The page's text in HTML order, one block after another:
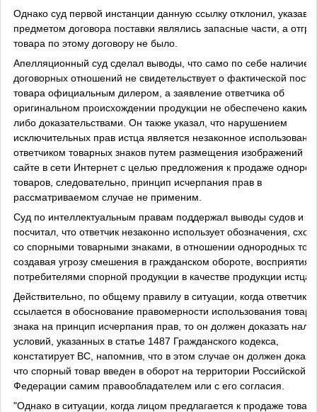
Однако суд первой инстанции данную ссылку отклонил, указав,
предметом договора поставки являлись запасные части, а
товара по этому договору не было.
Апелляционный суд сделал выводы, что само по себе наличие
договорных отношений не свидетельствует о фактической
товара официальным дилером, а заявление ответчика об
оригинальном происхождении продукции не обеспечено
либо доказательствами. Он также указал, что нарушением
исключительных прав истца является незаконное
ответчиком товарных знаков путем размещения изображений на
сайте в сети Интернет с целью предложения к продаже
товаров, следовательно, принцип исчерпания прав в
рассматриваемом случае не применим.
Суд по интеллектуальным правам поддержал выводы судов и
посчитал, что ответчик незаконно использует обозначения,
со спорными товарными знаками, в отношении однородных
создавая угрозу смешения в гражданском обороте, восприятия
потребителями спорной продукции в качестве продукции истца.
Действительно, по общему правилу в ситуации, когда ответчик
ссылается в обоснование правомерности использования
знака на принцип исчерпания прав, то он должен доказать
условий, указанных в статье 1487 Гражданского кодекса,
констатирует ВС, напомнив, что в этом случае он должен
что спорный товар введен в оборот на территории Российской
Федерации самим правообладателем или с его согласия.
"Однако в ситуации, когда лицом предлагается к продаже товар,